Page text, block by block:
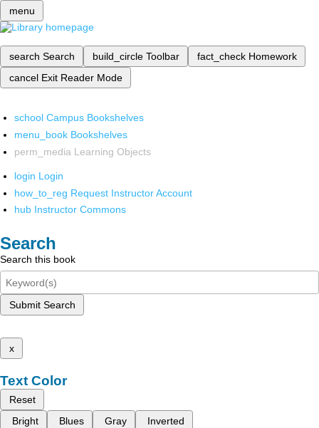
menu
search Search build_circle Toolbar fact_check Homework
cancel Exit Reader Mode
school Campus Bookshelves
menu_book Bookshelves
perm_media Learning Objects
login Login
how_to_reg Request Instructor Account
hub Instructor Commons
Search
Search this book
Submit Search
x
Text Color
Reset
Bright
Blues Gray Inverted